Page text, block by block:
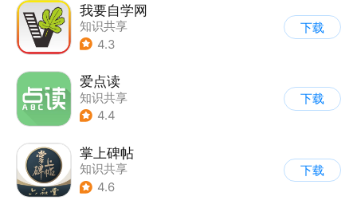
我要自学网
知识共享
4.3
下载
爱点读
知识共享
4.4
下载
掌上碑帖
知识共享
4.6
下载